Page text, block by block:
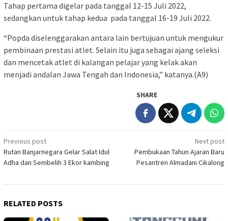
Tahap pertama digelar pada tanggal 12-15 Juli 2022,
sedangkan untuk tahap kedua pada tanggal 16-19 Juli 2022.
“Popda diselenggarakan antara lain bertujuan untuk mengukur
pembinaan prestasi atlet. Selain itu juga sebagai ajang seleksi
dan mencetak atlet di kalangan pelajar yang kelak akan
menjadi andalan Jawa Tengah dan Indonesia,” katanya.(A9)
SHARE
Post
navigation
Previous post
Rutan Banjarnegara Gelar Salat Idul
Adha dan Sembelih 3 Ekor kambing
Next post
Pembukaan Tahun Ajaran Baru
Pesantren Almadani Cikalong
RELATED POSTS